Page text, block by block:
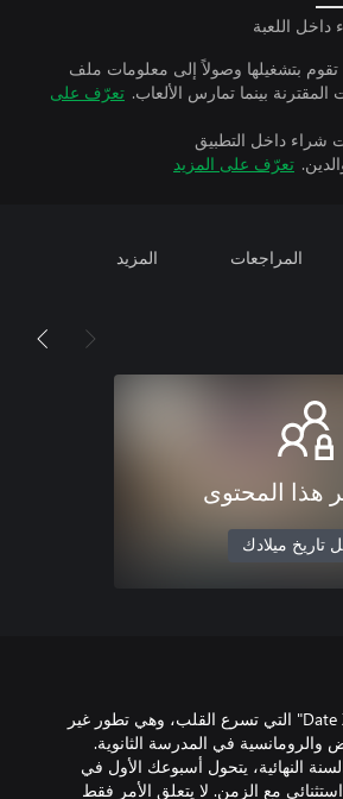
داخل اللعبة
تقوم بتشغيلها وصولاً إلى معلومات ملف
تعرّف على
شراء داخل التطبيق
تعرّف على المزيد
المراجعات المزيد
هذا المحتوى
تاريخ ميلادك
مرحبًا بكم في مغامرة "Date Z" التي تسرع القلب، وهي تطور غير
والرومانسية في المدرسة الثانوية.
النهائية، يتحول أسبوعك الأول في
مع الزمن. لا يتعلق الأمر فقط